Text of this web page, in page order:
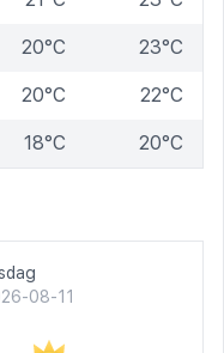
20°C 23°C
20°C 22°C
18°C 20°C
08-11